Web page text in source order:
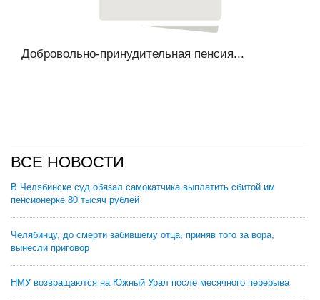
Добровольно-принудительная пенсия...
ВСЕ НОВОСТИ
В Челябинске суд обязал самокатчика выплатить сбитой им
пенсионерке 80 тысяч рублей
Челябинцу, до смерти забившему отца, приняв того за вора,
вынесли приговор
НМУ возвращаются на Южный Урал после месячного перерыва